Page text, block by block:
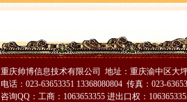
重庆帅博信息技术有限公司 地址：重庆渝中区大
电话：023-63653351 13368080804 传真：023-
咨询QQ：工商：1063653355 进出口权：